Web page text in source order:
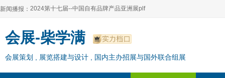
新闻播报：
2024上海自有品牌展--百货展|食品展 零售展|oem展
2024全球自有--品牌产品亚洲展（plf）
2024第十七届--中国自有品牌产品亚洲展plf
2024全球自有--品牌产品亚洲展（plf）
2024年上海--第17届自有品牌展
会展-柴学满
会展策划 , 展览搭建与设计 , 国内主办招展与国外联合组展